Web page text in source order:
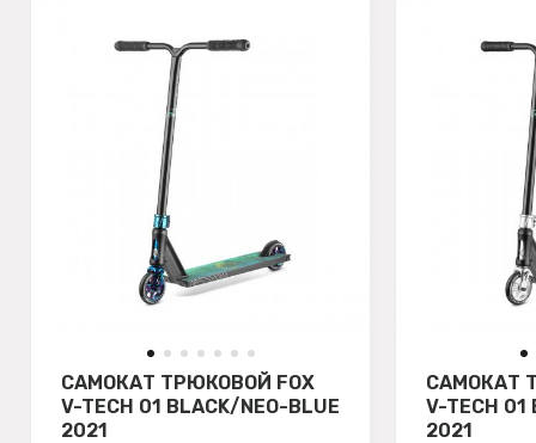
САМОКАТ ТРЮКОВОЙ FOX
V-TECH 01 BLACK/NEO-BLUE
2021
САМОКАТ
V-TECH 01
2021